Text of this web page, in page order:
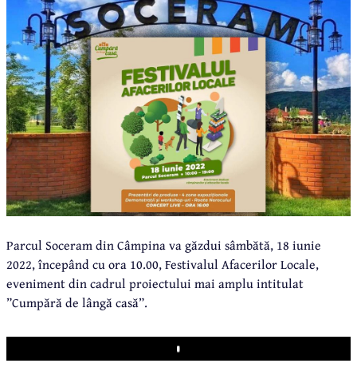
Parcul Soceram din Câmpina va găzdui sâmbătă, 18 iunie
2022, începând cu ora 10.00, Festivalul Afacerilor Locale,
eveniment din cadrul proiectului mai amplu intitulat
”Cumpără de lângă casă”.
Play